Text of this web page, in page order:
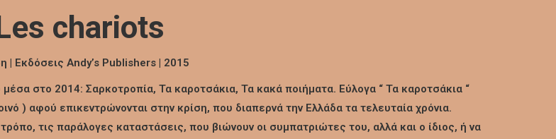
chariots
| Εκδόσεις Andy’s Publishers | 2015
στο 2014: Σαρκοτροπία, Τα καροτσάκια, Τα κακά ποιήματα. Εύλογα “ Τα καροτσάκια “
) αφού επικεντρώνονται στην κρίση, που διαπερνά την Ελλάδα τα τελευταία χρόνια.
τις παράλογες καταστάσεις, που βιώνουν οι συμπατριώτες του, αλλά και ο ίδιος, ή να